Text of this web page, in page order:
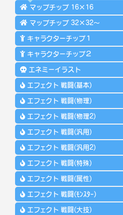
マップチップ 16×16
マップチップ 32×32～
キャラクターチップ１
キャラクターチップ２
エネミーイラスト
エフェクト 戦闘(基本)
エフェクト 戦闘(物理)
エフェクト 戦闘(物理2)
エフェクト 戦闘(汎用)
エフェクト 戦闘(汎用2)
エフェクト 戦闘(特殊)
エフェクト 戦闘(属性)
エフェクト 戦闘(ﾓﾝｽﾀｰ)
エフェクト 戦闘(大技)